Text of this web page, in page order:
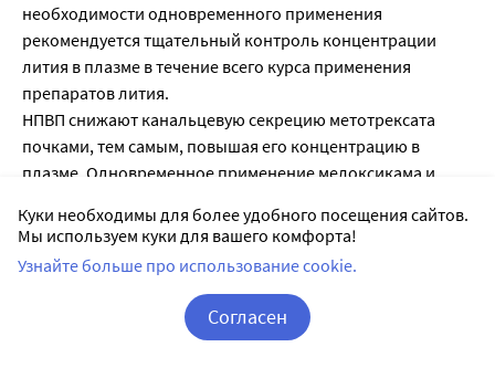
необходимости одновременного применения
рекомендуется тщательный контроль концентрации
лития в плазме в течение всего курса применения
препаратов лития.
НПВП снижают канальцевую секрецию метотрексата
почками, тем самым, повышая его концентрацию в
плазме. Одновременное применение мелоксикама и
рекомендуется. В случае одновременного применения
необходим тщательный контроль функции почек и
формулы крови. Мелоксикам может усиливать
гематологическую токсичность метотрексата, особенно у
пациентов с нарушением функции почек.
Куки необходимы для более удобного посещения сайтов.
Мы используем куки для вашего комфорта!
Узнайте больше про использование cookie.
Согласен